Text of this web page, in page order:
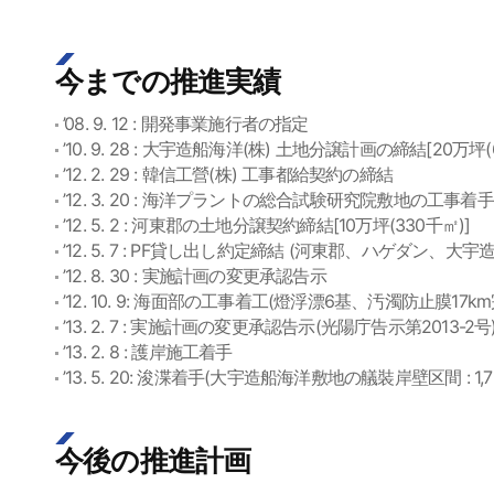
今までの推進実績
’08. 9. 12 : 開発事業施行者の指定
’10. 9. 28 : 大宇造船海洋(株) 土地分譲計画の締結[20万
’12. 2. 29 : 韓信工營(株) 工事都給契約の締結
’12. 3. 20 : 海洋プラントの総合試験研究院敷地の工事着手
’12. 5. 2 : 河東郡の土地分譲契約締結[10万坪(330千㎡)]
’12. 5. 7 : PF貸し出し約定締結 (河東郡、ハゲダン、大宇
’12. 8. 30 : 実施計画の変更承認告示
’12. 10. 9: 海面部の工事着工(燈浮漂6基、汚濁防止膜
’13. 2. 7 : 実施計画の変更承認告示(光陽庁告示第2013-2
’13. 2. 8 : 護岸施工着手
’13. 5. 20: 浚渫着手(大宇造船海洋敷地の艤裝岸壁区間 :
今後の推進計画